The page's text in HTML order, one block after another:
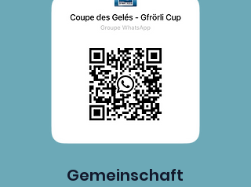
Gemeinschaft